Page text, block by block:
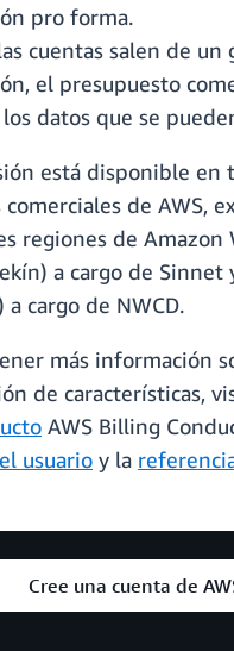
pro forma.
cuentas salen de un
el presupuesto
datos que se
está disponible en
de AWS,
regiones de Amazon
a cargo de Sinnet
a cargo de NWCD.
más información
de características,
AWS Billing
usuario y la
Cree una cuenta de